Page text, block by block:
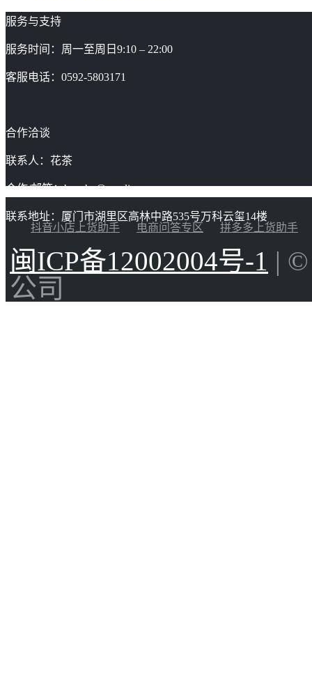
服务与支持
服务时间：周一至周日9:10 – 22:00
客服电话：0592-5803171
合作洽谈
联系人：花茶
合作/邮箱：huacha@gaoding.com
联系地址：厦门市湖里区高林中路535号万科云玺14楼
抖音小店上货助手
电商问答专区 拼多多上货助手
闽ICP备12002004号-1 |
公司